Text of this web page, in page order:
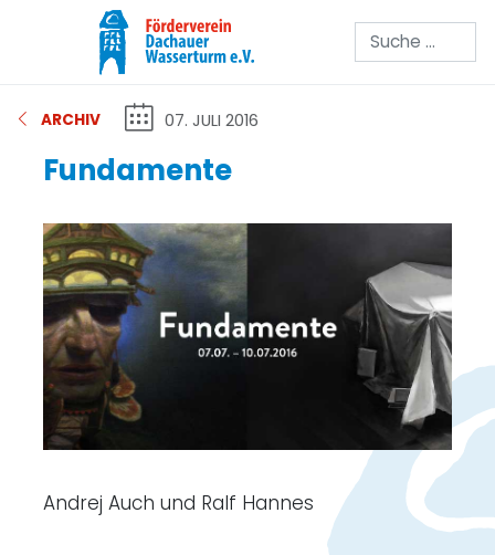
Suchen
ARCHIV 07. JULI 2016
Fundamente
Andrej Auch und Ralf Hannes